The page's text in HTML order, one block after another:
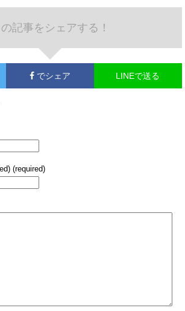
記事をシェアする！
でシェア LINEで送る
(required)